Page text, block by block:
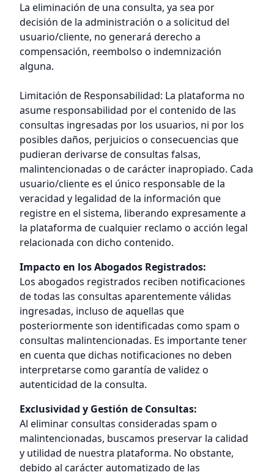
La eliminación de una consulta, ya sea por
decisión de la administración o a solicitud del
usuario/cliente, no generará derecho a
compensación, reembolso o indemnización
alguna.
Limitación de Responsabilidad: La plataforma no
asume responsabilidad por el contenido de las
consultas ingresadas por los usuarios, ni por los
posibles daños, perjuicios o consecuencias que
pudieran derivarse de consultas falsas,
malintencionadas o de carácter inapropiado. Cada
usuario/cliente es el único responsable de la
veracidad y legalidad de la información que
registre en el sistema, liberando expresamente a
la plataforma de cualquier reclamo o acción legal
relacionada con dicho contenido.
Impacto en los Abogados Registrados:
Los abogados registrados reciben notificaciones
de todas las consultas aparentemente válidas
ingresadas, incluso de aquellas que
posteriormente son identificadas como spam o
consultas malintencionadas. Es importante tener
en cuenta que dichas notificaciones no deben
interpretarse como garantía de validez o
autenticidad de la consulta.
Exclusividad y Gestión de Consultas:
Al eliminar consultas consideradas spam o
malintencionadas, buscamos preservar la calidad
y utilidad de nuestra plataforma. No obstante,
debido al carácter automatizado de las